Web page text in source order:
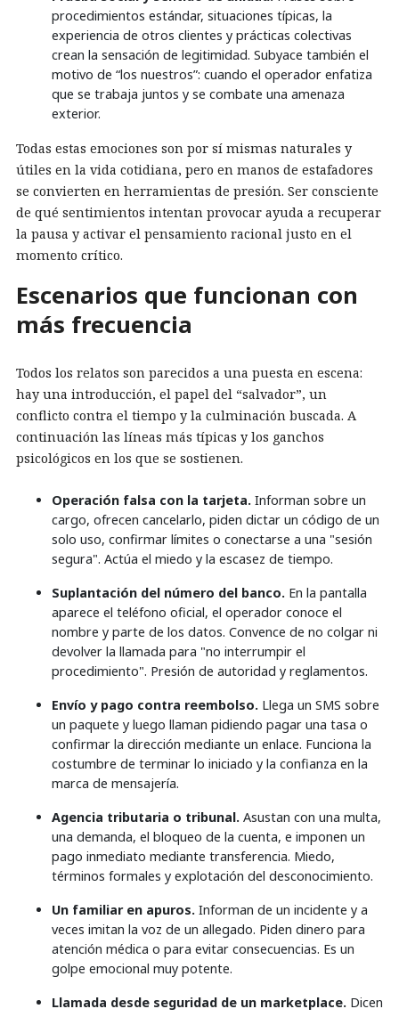
procedimientos estándar, situaciones típicas, la
experiencia de otros clientes y prácticas colectivas
crean la sensación de legitimidad. Subyace también el
motivo de “los nuestros”: cuando el operador enfatiza
que se trabaja juntos y se combate una amenaza
exterior.
Todas estas emociones son por sí mismas naturales y
útiles en la vida cotidiana, pero en manos de estafadores
se convierten en herramientas de presión. Ser consciente
de qué sentimientos intentan provocar ayuda a recuperar
la pausa y activar el pensamiento racional justo en el
momento crítico.
Escenarios que funcionan con
más frecuencia
Todos los relatos son parecidos a una puesta en escena:
hay una introducción, el papel del “salvador”, un
conflicto contra el tiempo y la culminación buscada. A
continuación las líneas más típicas y los ganchos
psicológicos en los que se sostienen.
Operación falsa con la tarjeta. Informan sobre un
cargo, ofrecen cancelarlo, piden dictar un código de un
solo uso, confirmar límites o conectarse a una "sesión
segura". Actúa el miedo y la escasez de tiempo.
Suplantación del número del banco. En la pantalla
aparece el teléfono oficial, el operador conoce el
nombre y parte de los datos. Convence de no colgar ni
devolver la llamada para "no interrumpir el
procedimiento". Presión de autoridad y reglamentos.
Envío y pago contra reembolso. Llega un SMS sobre
un paquete y luego llaman pidiendo pagar una tasa o
confirmar la dirección mediante un enlace. Funciona la
costumbre de terminar lo iniciado y la confianza en la
marca de mensajería.
Agencia tributaria o tribunal. Asustan con una multa,
una demanda, el bloqueo de la cuenta, e imponen un
pago inmediato mediante transferencia. Miedo,
términos formales y explotación del desconocimiento.
Un familiar en apuros. Informan de un incidente y a
veces imitan la voz de un allegado. Piden dinero para
atención médica o para evitar consecuencias. Es un
golpe emocional muy potente.
Llamada desde seguridad de un marketplace. Dicen